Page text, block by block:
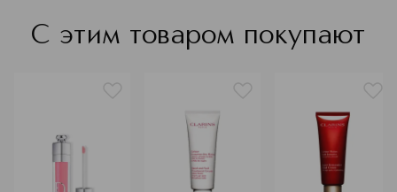
С этим товаром покупают